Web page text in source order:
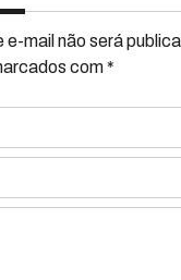
e-mail não será
com *